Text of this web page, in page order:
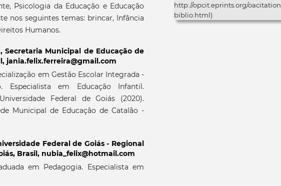
Psicologia da Educação e Educação
nos seguintes temas: brincar, Infância
Humanos.
Secretaria Municipal de Educação de
jania.felix.ferreira@gmail.com
em Gestão Escolar Integrada -
Especialista em Educação Infantil.
Federal de Goiás (2020).
Municipal de Educação de Catalão -
Federal de Goiás - Regional
Brasil, nubia_felix@hotmail.com
em Pedagogia. Especialista em
http://opcit.eprints.org/
biblio.html)